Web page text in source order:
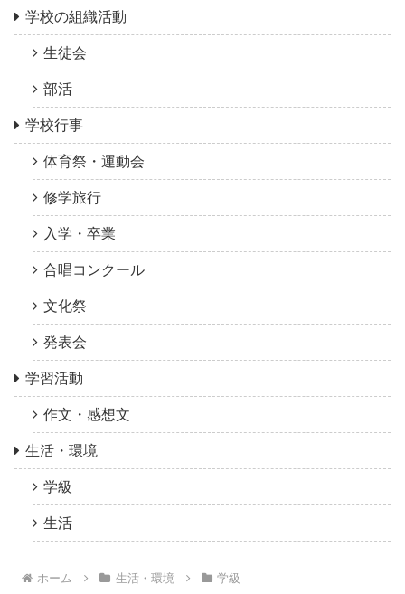
学校の組織活動
生徒会
部活
学校行事
体育祭・運動会
修学旅行
入学・卒業
合唱コンクール
文化祭
発表会
学習活動
作文・感想文
生活・環境
学級
生活
ホーム 生活・環境 学級